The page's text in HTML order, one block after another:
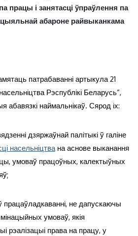
працы і занятасці ўпраўлення па
абароне райвыканкама
патрабаванні артыкула 21
Рэспублікі Беларусь”,
абавязкі наймальнікаў. Сярод іх:
дзяржаўнай палітыкі ў галіне
насельніцтвана аснове выканання
умоваў працоўных, калектыўных
працаўладкаванні, не дапускаючы
умоваў, якія
рэалізацыі права на працу, у